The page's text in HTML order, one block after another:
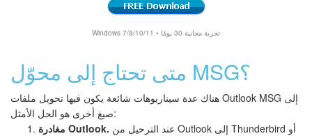
Windows 7/8/10/11 • تجربة مجانية 30 يومًا
متى تحتاج إلى محوّل MSG؟
هناك عدة سيناريوهات شائعة يكون فيها تحويل ملفات Outlook MSG إلى
صيغ أخرى هو الحل الأمثل:
مغادرة Outlook.